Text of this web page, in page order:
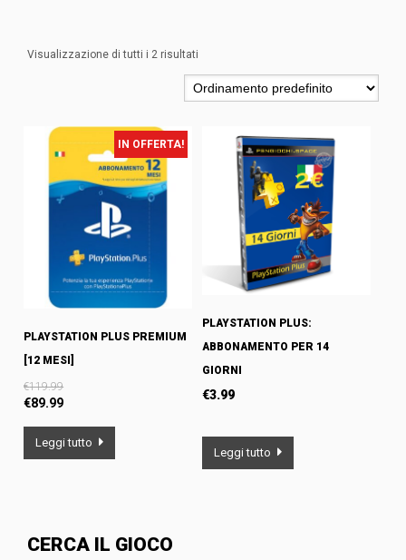
Visualizzazione di tutti i 2 risultati
IN OFFERTA!
PLAYSTATION PLUS PREMIUM
[12 MESI]
€119.99
€89.99
Leggi tutto
PLAYSTATION PLUS:
ABBONAMENTO PER 14
GIORNI
€3.99
Leggi tutto
CERCA IL GIOCO